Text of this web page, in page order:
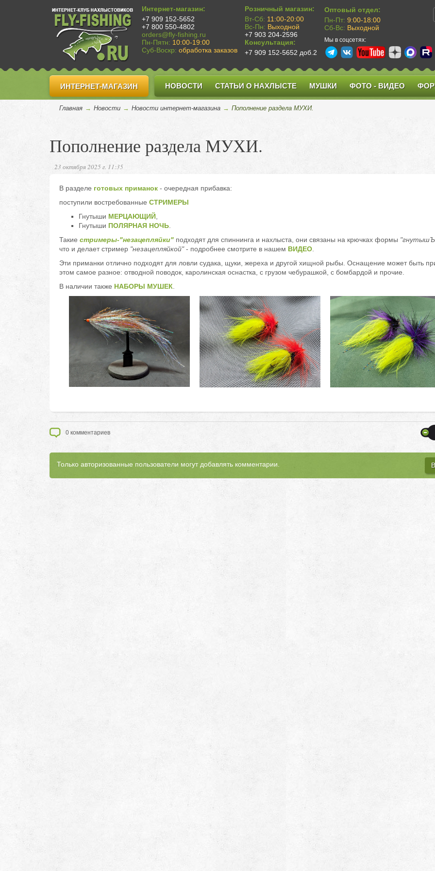
Интернет-магазин:
+7 909 152-5652
+7 800 550-4802
orders@fly-fishing.ru
Пн-Пятн: 10:00-19:00
Суб-Воскр: обработка заказов
Розничный магазин:
Вт-Сб: 11:00-20:00
Вс-Пн: Выходной
+7 903 204-2596
Консультация:
+7 909 152-5652 доб.2
Оптовый отдел:
Пн-Пт: 9:00-18:00
Сб-Вс: Выходной
Мы в соцсетях:
ИНТЕРНЕТ-МАГАЗИН НОВОСТИ СТАТЬИ О НАХЛЫСТЕ МУШКИ ФОТО - ВИДЕО
Главная → Новости → Новости интернет-магазина → Пополнение раздела МУХИ.
Пополнение раздела МУХИ.
23 октября 2025 г. 11:35
В разделе готовых приманок - очередная прибавка:
поступили востребованные СТРИМЕРЫ
Гнутыши МЕРЦАЮЩИЙ
Гнутыши ПОЛЯРНАЯ НОЧЬ
Такие стримеры-"незацепляйки" подходят для спиннинга и нахлыста, они связаны на крючках формы
что и делает стример "незацепляйкой"- подробнее смотрите в нашем ВИДЕО
Эти приманки отлично подходят для ловли судака, щуки, жереха и другой хищной рыбы. Оснащение может быть
этом самое разное: отводной поводок, каролинская оснастка, с грузом чебурашкой, с бомбардой и прочие.
В наличии также НАБОРЫ МУШЕК
0 комментариев
Только авторизованные пользователи могут добавлять комментарии.